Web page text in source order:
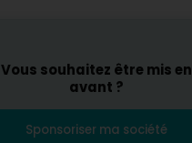
Vous souhaitez être mis en
avant ?
Sponsoriser ma société